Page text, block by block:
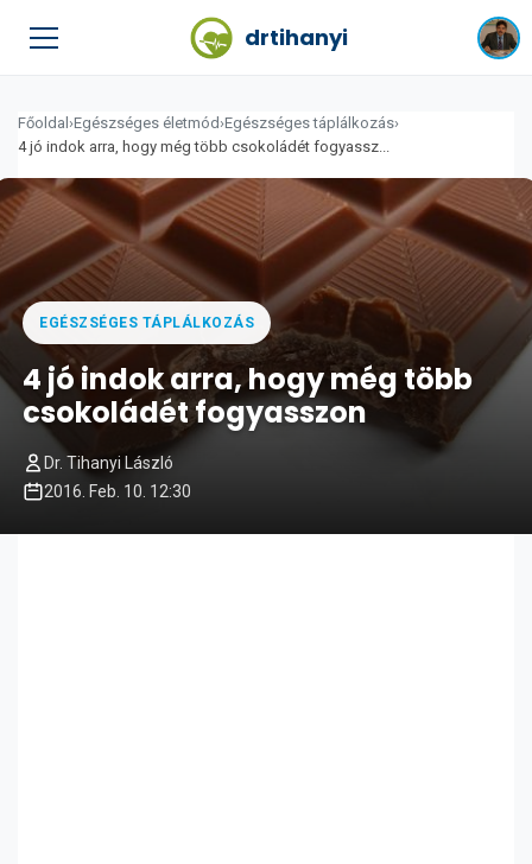
drtihanyi
Főoldal ›Egészséges életmód ›Egészséges táplálkozás›
4 jó indok arra, hogy még több csokoládét fogyassz...
EGÉSZSÉGES TÁPLÁLKOZÁS
4 jó indok arra, hogy még több
csokoládét fogyasszon
Dr. Tihanyi László
2016. Feb. 10. 12:30